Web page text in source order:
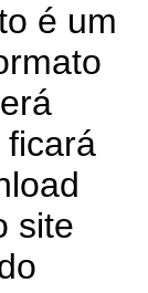
é um
site